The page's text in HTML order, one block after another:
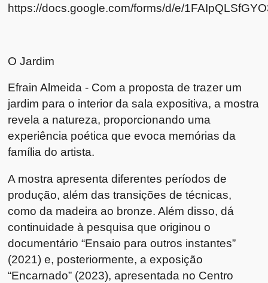
https://docs.google.com/forms/d/e/
O Jardim
Efrain Almeida - Com a proposta de trazer um
jardim para o interior da sala expositiva, a mostra
revela a natureza, proporcionando uma
experiência poética que evoca memórias da
família do artista.
A mostra apresenta diferentes períodos de
produção, além das transições de técnicas,
como da madeira ao bronze. Além disso, dá
continuidade à pesquisa que originou o
documentário “Ensaio para outros instantes”
(2021) e, posteriormente, a exposição
“Encarnado” (2023), apresentada no Centro